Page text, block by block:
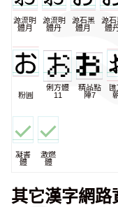
源流明
體月
源流明
體丹
源石黑
體月
源石
體
粉圓
俐方體
11
精品點
陣7
凝書
體
激燃
體
其它漢字網路